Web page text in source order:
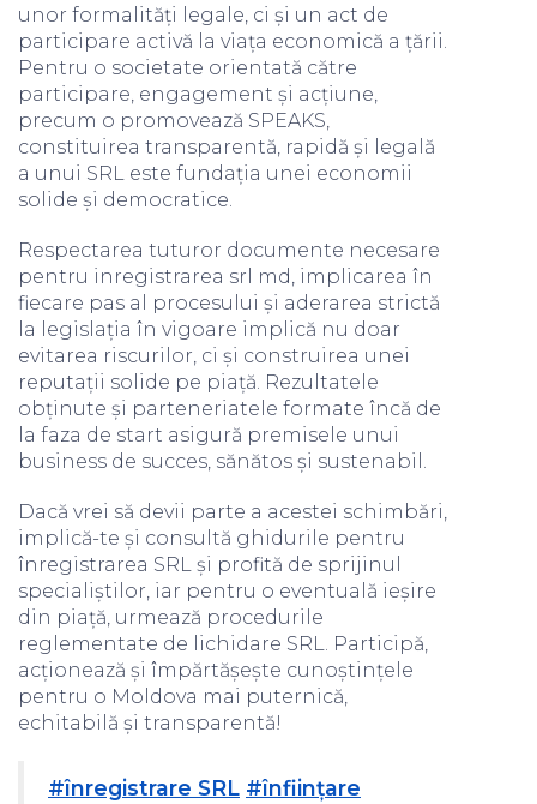
unor formalități legale, ci și un act de
participare activă la viața economică a țării.
Pentru o societate orientată către
participare, engagement și acțiune,
precum o promovează SPEAKS,
constituirea transparentă, rapidă și legală
a unui SRL este fundația unei economii
solide și democratice.
Respectarea tuturor documente necesare
pentru inregistrarea srl md, implicarea în
fiecare pas al procesului și aderarea strictă
la legislația în vigoare implică nu doar
evitarea riscurilor, ci și construirea unei
reputații solide pe piață. Rezultatele
obținute și parteneriatele formate încă de
la faza de start asigură premisele unui
business de succes, sănătos și sustenabil.
Dacă vrei să devii parte a acestei schimbări,
implică-te și consultă ghidurile pentru
înregistrarea SRL și profită de sprijinul
specialiștilor, iar pentru o eventuală ieșire
din piață, urmează procedurile
reglementate de lichidare SRL. Participă,
acționează și împărtășește cunoștințele
pentru o Moldova mai puternică,
echitabilă și transparentă!
#înregistrare SRL #înființare